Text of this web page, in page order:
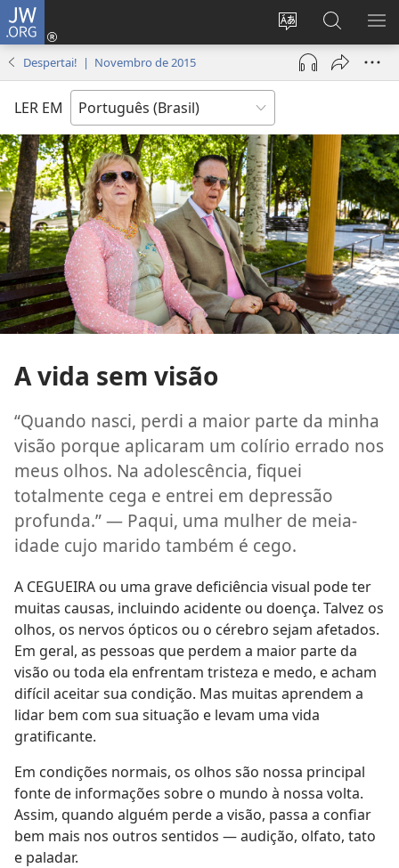
JW.ORG
Mudar
idioma
Log
(abre
janela)
Buscar
no
JW.ORG
Despertai! | Novembro de 2015
LER EM
A vida sem visão
“Quando nasci, perdi a maior parte da minha
visão porque aplicaram um colírio errado nos
meus olhos. Na adolescência, fiquei
totalmente cega e entrei em depressão
profunda.” — Paqui, uma mulher de meia-
idade cujo marido também é cego.
A CEGUEIRA ou uma grave deficiência visual pode ter
muitas causas, incluindo acidente ou doença. Talvez os
olhos, os nervos ópticos ou o cérebro sejam afetados.
Em geral, as pessoas que perdem a maior parte da
visão ou toda ela enfrentam tristeza e medo, e acham
difícil aceitar sua condição. Mas muitas aprendem a
lidar bem com sua situação e levam uma vida
gratificante.
Em condições normais, os olhos são nossa principal
fonte de informações sobre o mundo à nossa volta.
Assim, quando alguém perde a visão, passa a confiar
bem mais nos outros sentidos — audição, olfato, tato
e paladar.